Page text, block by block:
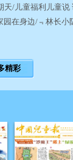
天/儿童福利儿童
园在身边/﹃林长
精彩